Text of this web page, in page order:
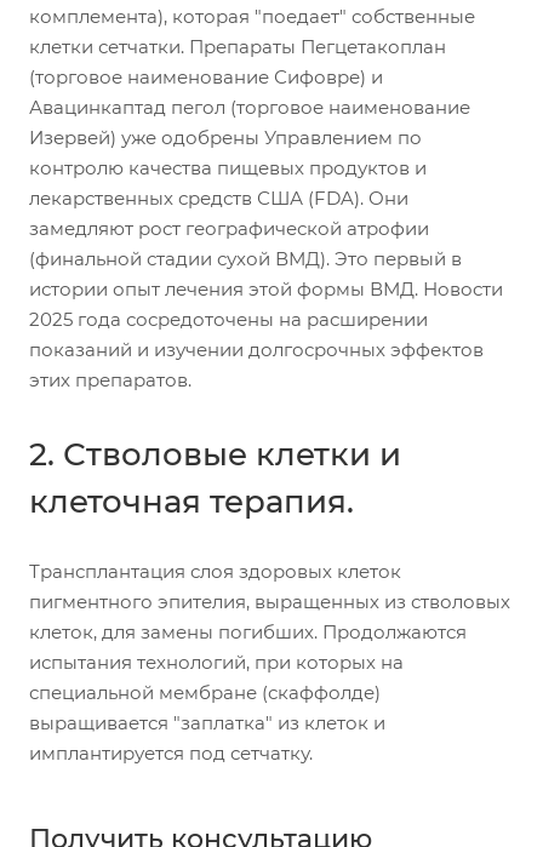
комплемента), которая "поедает" собственные
клетки сетчатки. Препараты Пегцетакоплан
(торговое наименование Сифовре) и
Авацинкаптад пегол (торговое наименование
Изервей) уже одобрены Управлением по
контролю качества пищевых продуктов и
лекарственных средств США (FDA). Они
замедляют рост географической атрофии
(финальной стадии сухой ВМД). Это первый в
истории опыт лечения этой формы ВМД. Новости
2025 года сосредоточены на расширении
показаний и изучении долгосрочных эффектов
этих препаратов.
2. Стволовые клетки и
клеточная терапия.
Трансплантация слоя здоровых клеток
пигментного эпителия, выращенных из стволовых
клеток, для замены погибших. Продолжаются
испытания технологий, при которых на
специальной мембране (скаффолде)
выращивается "заплатка" из клеток и
имплантируется под сетчатку.
Получить консультацию